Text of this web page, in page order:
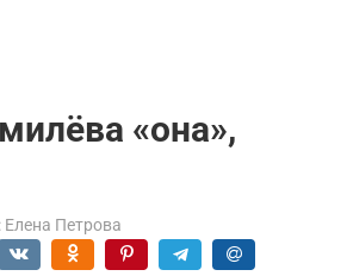
«она»,
Елена Петрова